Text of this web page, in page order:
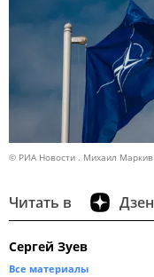
© РИА Новости . Михаил Маркив
Читать в Дзен
Сергей Зуев
Все материалы